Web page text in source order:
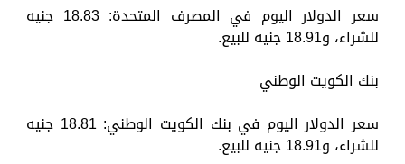
سعر الدولار اليوم في المصرف المتحدة: 18.83 جنيه
للشراء، و18.91 جنيه للبيع.
بنك الكويت الوطني
سعر الدولار اليوم في بنك الكويت الوطني: 18.81 جنيه
للشراء، و18.91 جنيه للبيع.